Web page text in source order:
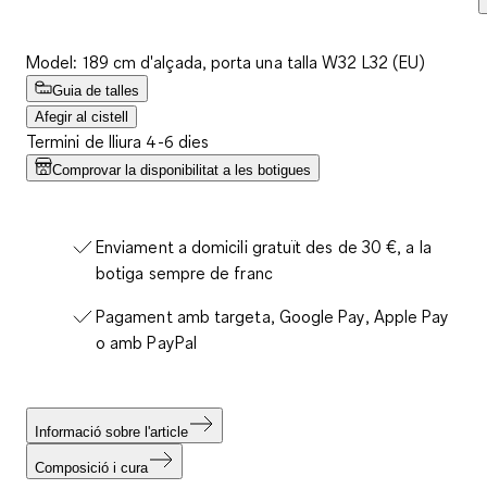
Model: 189 cm d'alçada, porta una talla W32 L32 (EU)
Guia de talles
Afegir al cistell
Termini de lliura 4-6 dies
Comprovar la disponibilitat a les botigues
Enviament a domicili gratuït des de 30 €, a la
botiga sempre de franc
Pagament amb targeta, Google Pay, Apple Pay
o amb PayPal
Informació sobre l'article
Composició i cura